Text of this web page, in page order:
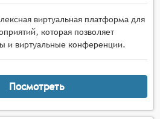
виртуальная платформа для
которая позволяет
и виртуальные конференции.
Посмотреть